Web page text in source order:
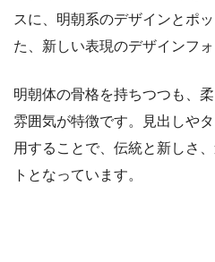
スに、明朝系のデザインとポ
た、新しい表現のデザインフォ
明朝体の骨格を持ちつつも、
雰囲気が特徴です。見出しや
用することで、伝統と新しさ
トとなっています。